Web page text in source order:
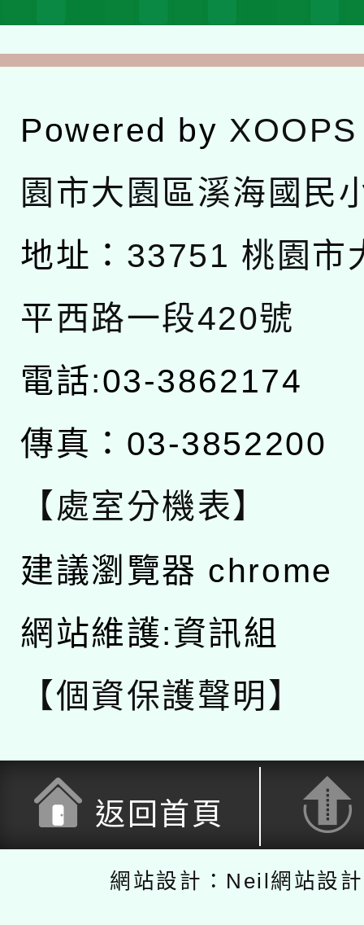
Powered by XOOPS
園市大園區溪海國民
地址： 33751 桃園市
平西路一段420號
電話:03-3862174
傳真：03-3852200
【處室分機表】
建議瀏覽器 chrome
網站維護:資訊組
【個資保護聲明】
返回首頁
網站設計：Neil網站設